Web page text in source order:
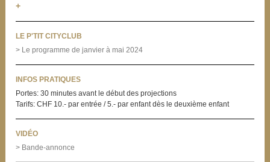
+
LE P'TIT CITYCLUB
> Le programme de janvier à mai 2024
INFOS PRATIQUES
Portes: 30 minutes avant le début des projections
Tarifs: CHF 10.- par entrée / 5.- par enfant dès le deuxième enfant
VIDÉO
> Bande-annonce